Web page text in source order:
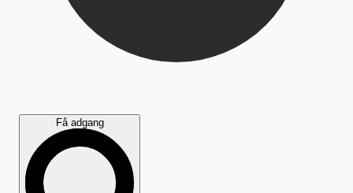
Få adgang